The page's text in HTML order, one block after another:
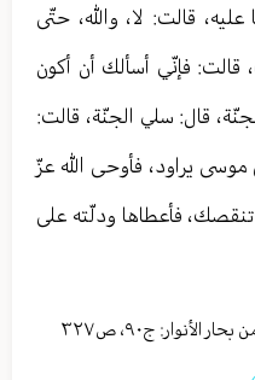
قالت: لا، والله، حتّى
فإنّي أسألك أن أكون
قال: سلي الجنّة، قالت:
موسى يراود، فأوحى الله عزّ
تنقصك، فأعطاها ودلّته على
بحار الأنوار: ج٩٠، ص٣٢٧